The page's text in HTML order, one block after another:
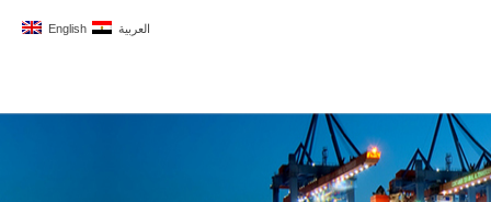
English العربية